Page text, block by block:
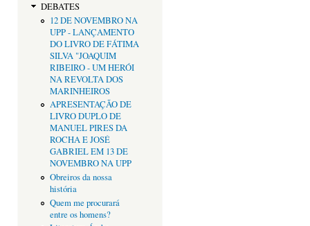
DEBATES
12 DE NOVEMBRO NA
UPP - LANÇAMENTO
DO LIVRO DE FÁTIMA
SILVA "JOAQUIM
RIBEIRO - UM HERÓI
NA REVOLTA DOS
MARINHEIROS
APRESENTAÇÃO DE
LIVRO DUPLO DE
MANUEL PIRES DA
ROCHA E JOSÉ
GABRIEL EM 13 DE
NOVEMBRO NA UPP
Obreiros da nossa
história
Quem me procurará
entre os homens?